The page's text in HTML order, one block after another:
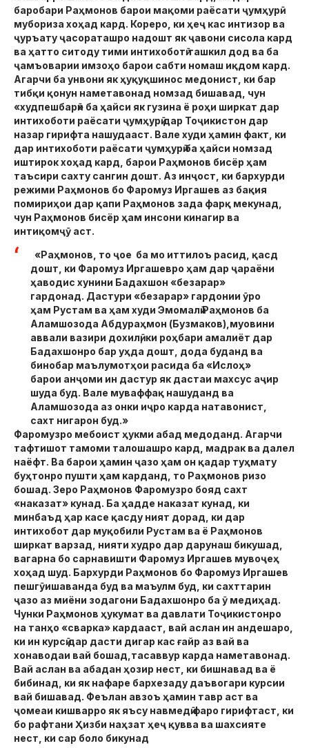
баробари Раҳмонов барои мақоми раёсати ҷумҳурӣ
мубориза хоҳад кард. Кореро, ки ҳеҷ кас интизор ва
ҷуръату ҷасораташро надошт як ҷавони сисола кард
ва ҳатто ситоду тими интихоботӣ ташкил дод ва ба
ҷамъоварии имзоҳо барои сабти номаш иқдом кард.
Агарчи ба унвони як ҳуқуқшинос медонист, ки бар
тибқи қонун наметавонад номзад бишавад, чун
«худпешбарӣ» ба ҳайси як гузина ё роҳи ширкат дар
интихоботи раёсати ҷумҳурӣ дар Тоҷикистон дар
назар гирифта нашудааст. Вале худи ҳамин факт, ки
дар интихоботи раёсати ҷумҳурӣ ба ҳайси номзад
иштирок хоҳад кард, барои Раҳмонов бисёр ҳам
таъсири сахту сангин дошт. Аз инҷост, ки бархурди
режими Раҳмонов бо Фаромуз Иргашев аз бақия
помириҳои дар қапи Раҳмонов зада фарқ мекунад,
чун Раҳмонов бисёр ҳам инсони кинагир ва
интиқомҷӯ аст.
«Раҳмонов, то ҷое ба мо иттилоъ расид, қасд
дошт, ки Фаромуз Иргашевро ҳам дар ҷараёни
ҳаводис хунини Бадахшон «безарар»
гардонад. Дастури «безарар» гардонии ӯро
ҳам Рустам ва ҳам худи Эмомалӣ Раҳмонов ба
Аламшозода Абдураҳмон (Бузмаков),муовини
аввали вазири дохилӣ, ки роҳбари амалиёт дар
Бадахшонро бар уҳда дошт, дода буданд ва
бинобар маълумотҳои расида ба «Ислоҳ»
барои анҷоми ин дастур як дастаи махсус аҷир
шуда буд. Вале муваффақ нашуданд ва
Аламшозода аз онки иҷро карда натавонист,
сахт нигарон буд.»
Фаромузро мебоист ҳукми абад медоданд. Агарчи
тафтишот тамоми талошашро кард, мадрак ва далел
наёфт. Ва барои ҳамин ҷазо ҳам он қадар туҳмату
буҳтонро пушти ҳам карданд, то Раҳмонов ризо
бошад. Зеро Раҳмонов Фаромузро бояд сахт
«наказат» кунад. Ба ҳадде наказат кунад, ки
минбаъд ҳар касе қасду ният дорад, ки дар
интихобот дар муқобили Рустам ва ё Раҳмонов
ширкат варзад, нияти худро дар дарунаш бикушад,
вагарна бо сарнавишти Фаромуз Иргашев мувоҷеҳ
хоҳад шуд. Бархурди Раҳмонов бо Фаромуз Иргашев
пешгӯишаванда буд ва маъулм буд, ки сахттарин
ҷазо аз миёни зодагони Бадахшонро ба ӯ медиҳад.
Чунки Раҳмонов ҳукумат ва давлати Тоҷикистонро
на танҳо «сварка» кардааст, вай аслан ин андешаро,
ки ин курсӣ дар дасти дигар кас ғайр аз вай ва
хонаводаи вай бошад,тасаввур карда наметавонад.
Вай аслан ва абадан ҳозир нест, ки бишнавад ва ё
бибинад, ки як нафаре бархезаду даъвогари курсии
вай бишавад. Феълан авзоъ ҳамин тавр аст ва
ҷомеаи кишварро як яъсу навмедӣ фаро гирифтаст, ки
бо рафтани Ҳизби наҳзат ҳеҷ қувва ва шахсияте
нест, ки сар боло бикунад